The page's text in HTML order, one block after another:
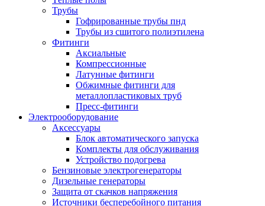
Трубы
Гофрированные трубы пнд
Трубы из сшитого полиэтилена
Фитинги
Аксиальные
Компрессионные
Латунные фитинги
Обжимные фитинги для
металлопластиковых труб
Пресс-фитинги
Электрооборудование
Аксессуары
Блок автоматического запуска
Комплекты для обслуживания
Устройство подогрева
Бензиновые электрогенераторы
Дизельные генераторы
Защита от скачков напряжения
Источники бесперебойного питания